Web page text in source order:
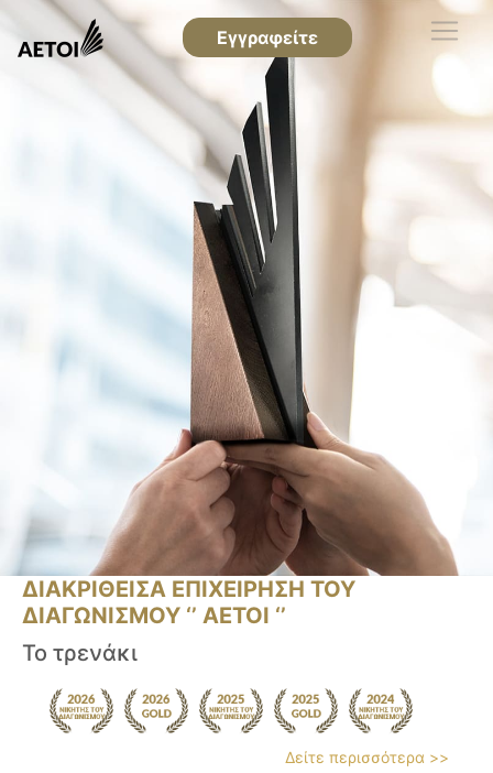
Εγγραφείτε
ΔΙΑΚΡΙΘΕΙΣΑ ΕΠΙΧΕΙΡΗΣΗ ΤΟΥ
ΔΙΑΓΩΝΙΣΜΟΥ ‘’ ΑΕΤΟΙ ‘’
Το τρενάκι
Δείτε περισσότερα >>